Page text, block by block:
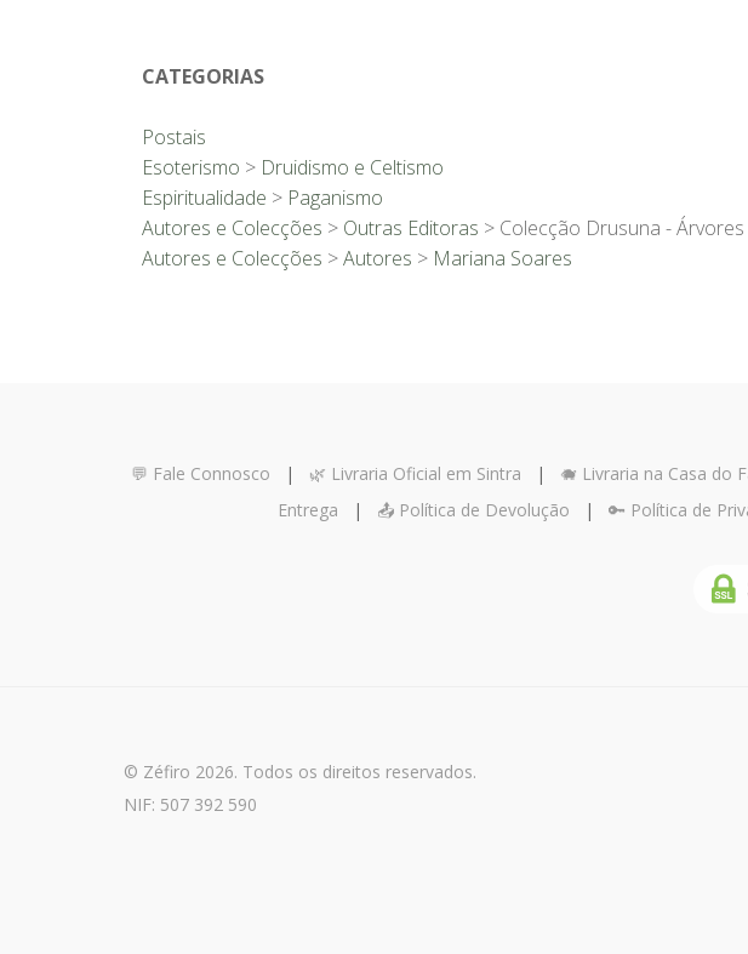
CATEGORIAS
Postais
Esoterismo > Druidismo e Celtismo
Espiritualidade > Paganismo
Autores e Colecções > Outras Editoras > Colecção Drusuna -
Autores e Colecções >Autores > Mariana Soares
💬 Fale Connosco | 🌿 Livraria Oficial em Sintra | 🐗 Livraria na Casa do
Entrega | 📤 Política de Devolução | 🔑 Política de
© Zéfiro 2026. Todos os direitos reservados.
NIF: 507 392 590